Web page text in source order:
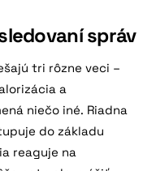
správ
tri rôzne veci –
a
niečo iné. Riadna
do základu
reaguje na